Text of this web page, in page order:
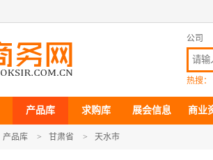
公司
热搜：
产品库 求购库 展会信息 商业
产品库 > 甘肃省 > 天水市